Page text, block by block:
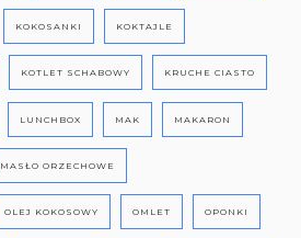
KOKOSANKI KOKTAJLE
KOTLET SCHABOWY KRUCHE CIASTO
LUNCHBOX MAK MAKARON
MASŁO ORZECHOWE
OLEJ KOKOSOWY OMLET OPONKI